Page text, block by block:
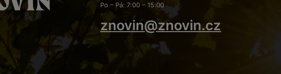
Po – Pá: 7:00 – 15:00
znovin@znovin.cz